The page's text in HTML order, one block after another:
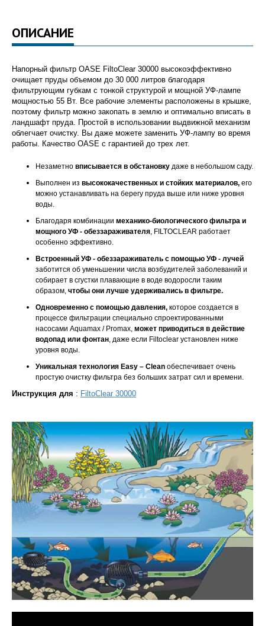
ОПИСАНИЕ
Напорный фильтр OASE FiltoClear 30000 высокоэффективно
очищает пруды объемом до 30 000 литров благодаря
фильтрующим губкам с тонкой структурой и мощной УФ-лампе
мощностью 55 Вт. Все рабочие элементы расположены в крышке,
поэтому фильтр можно закопать в землю и оптимально вписать в
ландшафт пруда. Простой в использовании выдвижной механизм
облегчает очистку. Вы даже можете заменить УФ-лампу во время
работы. Качество OASE с гарантией до трех лет.
Незаметно вписывается в обстановку даже в небольшом саду.
Выполнен из высококачественных и стойких материалов, его
можно устанавливать на берегу пруда выше или ниже уровня
воды.
Благодаря комбинации механико-биологического фильтра и
мощного УФ - обеззараживателя, FILTOCLEAR работает
особенно эффективно.
Встроенный УФ - обеззараживатель с помощью УФ - лучей
заботится об уменьшении числа возбудителей заболеваний и
собирает в сгустки плавающие в воде водоросли таким
образом, чтобы они лучше удерживались в фильтре.
Одновременно с помощью давления, которое создается в
процессе фильтрации специально спроектированными
насосами Aquamax / Promax, может приводиться в действие
водопад или фонтан, даже если Filtoclear установлен ниже
уровня воды.
Уникальная технология Easy – Clean обеспечивает очень
простую очистку фильтра без больших затрат сил и времени.
Инструкция для : FiltoClear 30000